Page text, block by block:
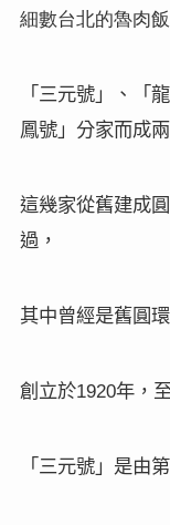
細數台北的魯肉飯
「三元號」、「
鳳號」分家而成
這幾家從舊建成
過，
其中曾經是舊圓
創立於1920年，
「三元號」是由第